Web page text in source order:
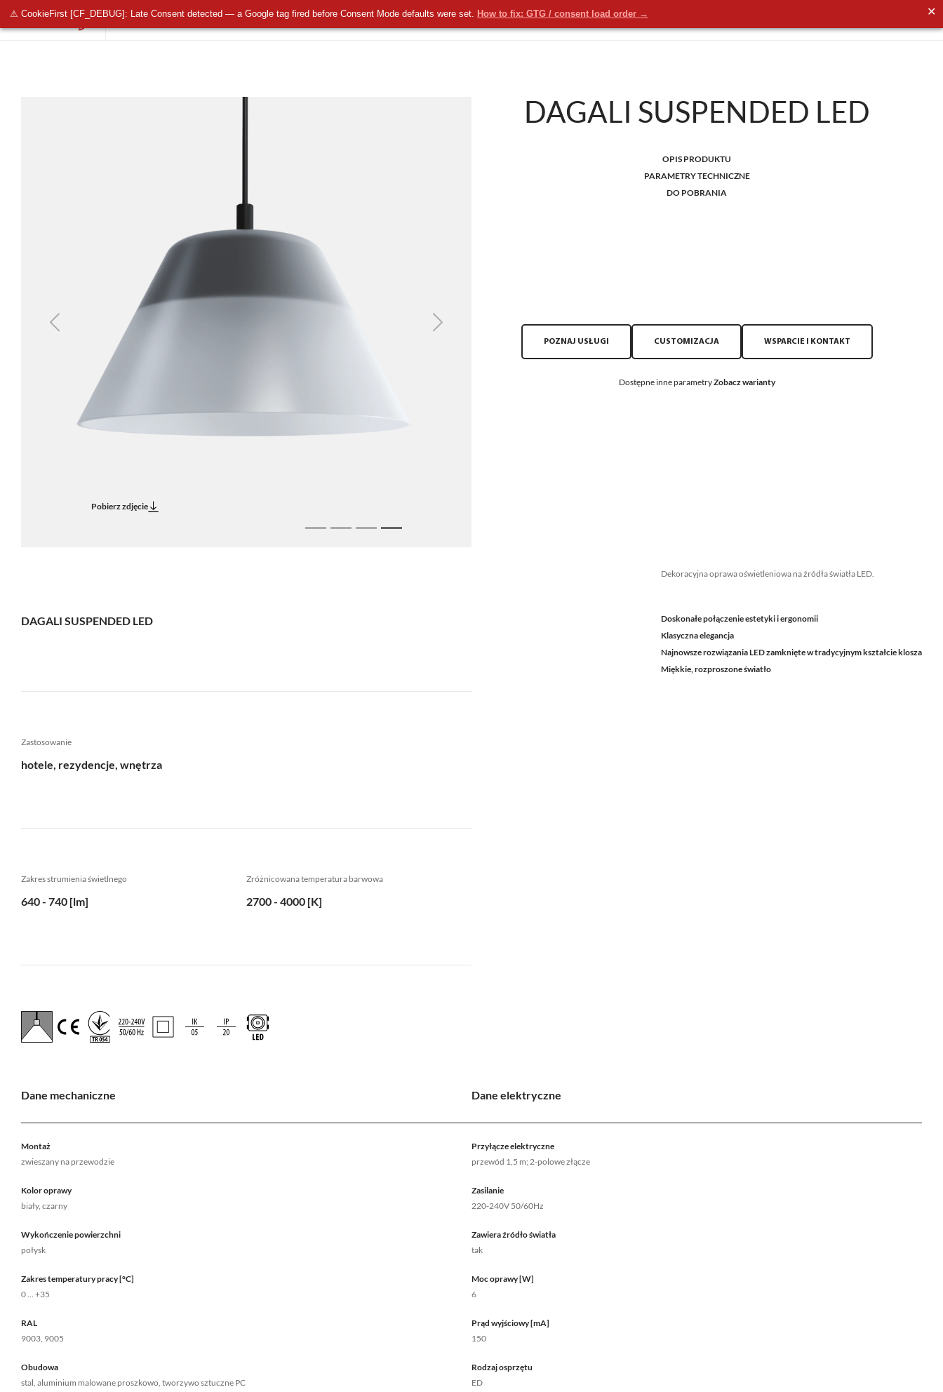
⚠ CookieFirst [CF_DEBUG]: Late Consent detected — a Google tag fired before Consent Mode defaults were set. How to fix: GTG / consent load order → ✕
OŚWIETLENIE KOMERCYJNE
Previous Next
Pobierz zdjęcie
DAGALI SUSPENDED LED
OPIS PRODUKTU
PARAMETRY TECHNICZNE
DO POBRANIA
POZNAJ USŁUGI CUSTOMIZACJA WSPARCIE I KONTAKT
Dostępne inne parametryZobacz warianty
DAGALI SUSPENDED LED
Dekoracyjna oprawa oświetleniowa na źródła światła LED.
Doskonałe połączenie estetyki i ergonomii
Klasyczna elegancja
Najnowsze rozwiązania LED zamknięte w tradycyjnym kształcie klosza
Miękkie, rozproszone światło
Zastosowanie
hotele, rezydencje, wnętrza
Zakres strumienia świetlnego
640 - 740 [lm]
Zróżnicowana temperatura barwowa
2700 - 4000 [K]
Dane mechaniczne
Montaż
zwieszany na przewodzie
Kolor oprawy
biały, czarny
Wykończenie powierzchni
połysk
Zakres temperatury pracy [°C]
0 ... +35
RAL
9003, 9005
Obudowa
stal, aluminium malowane proszkowo, tworzywo sztuczne PC
Dane elektryczne
Przyłącze elektryczne
przewód 1,5 m; 2-polowe złącze
Zasilanie
220-240V 50/60Hz
Zawiera źródło światła
tak
Moc oprawy [W]
6
Prąd wyjściowy [mA]
150
Rodzaj osprzętu
ED